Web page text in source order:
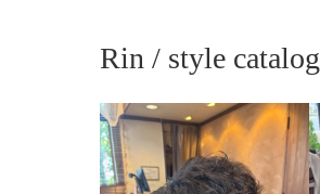
Rin / style catalog